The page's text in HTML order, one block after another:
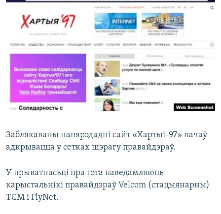
ПАЛІТВЯЗЬНІ
КУЛЬТУРА
PREMIUM
МОВА
Заблякаваны напярэдадні сайт «Хартыі-97» пачаў
адкрывацца у сетках шэрагу правайдэраў.
У прыватнасьці пра гэта паведамляюць
карыстальнікі правайдэраў Velcom (стацыянарны)
ТСМ і FlyNet.